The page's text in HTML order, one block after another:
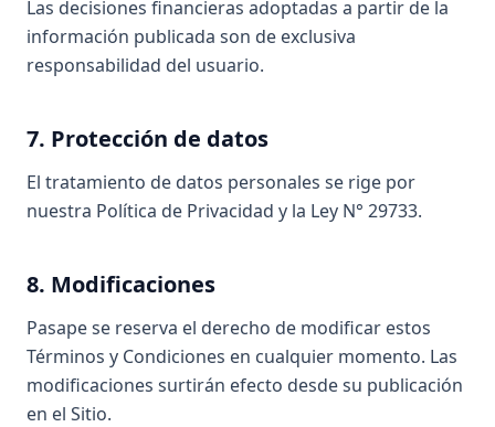
Las decisiones financieras adoptadas a partir de la
información publicada son de exclusiva
responsabilidad del usuario.
7. Protección de datos
El tratamiento de datos personales se rige por
nuestra Política de Privacidad y la Ley N° 29733.
8. Modificaciones
Pasape se reserva el derecho de modificar estos
Términos y Condiciones en cualquier momento. Las
modificaciones surtirán efecto desde su publicación
en el Sitio.